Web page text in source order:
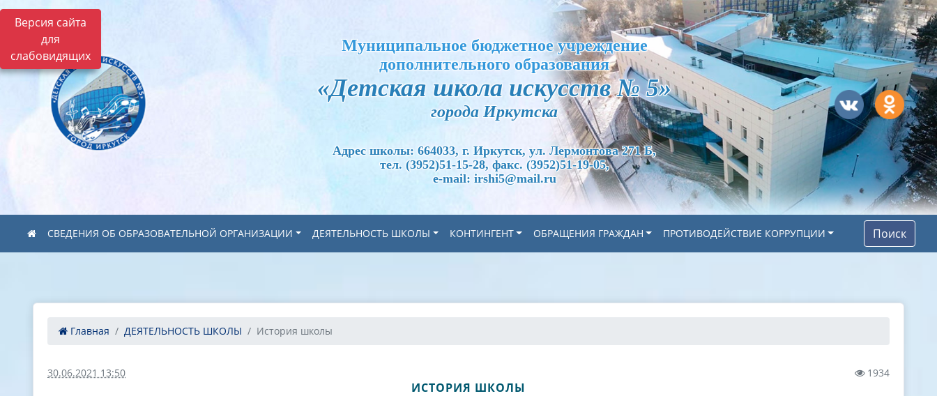
Версия сайта
для
слабовидящих
Муниципальное бюджетное учреждение
дополнительного образования
«Детская школа искусств № 5»
города Иркутска
Адрес школы: 664033, г. Иркутск, ул. Лермонтова 271 Б,
тел. (3952)51-15-28, факс. (3952)51-19-05,
e-mail: irshi5@mail.ru
СВЕДЕНИЯ ОБ ОБРАЗОВАТЕЛЬНОЙ ОРГАНИЗАЦИИ ДЕЯТЕЛЬНОСТЬ ШКОЛЫ КОНТИНГЕНТ ОБРАЩЕНИЯ ГРАЖДАН ПРОТИВОДЕЙСТВИЕ КОРРУПЦИИ Поиск
Главная ДЕЯТЕЛЬНОСТЬ ШКОЛЫ История школы
30.06.2021 13:50 1934
ИСТОРИЯ ШКОЛЫ